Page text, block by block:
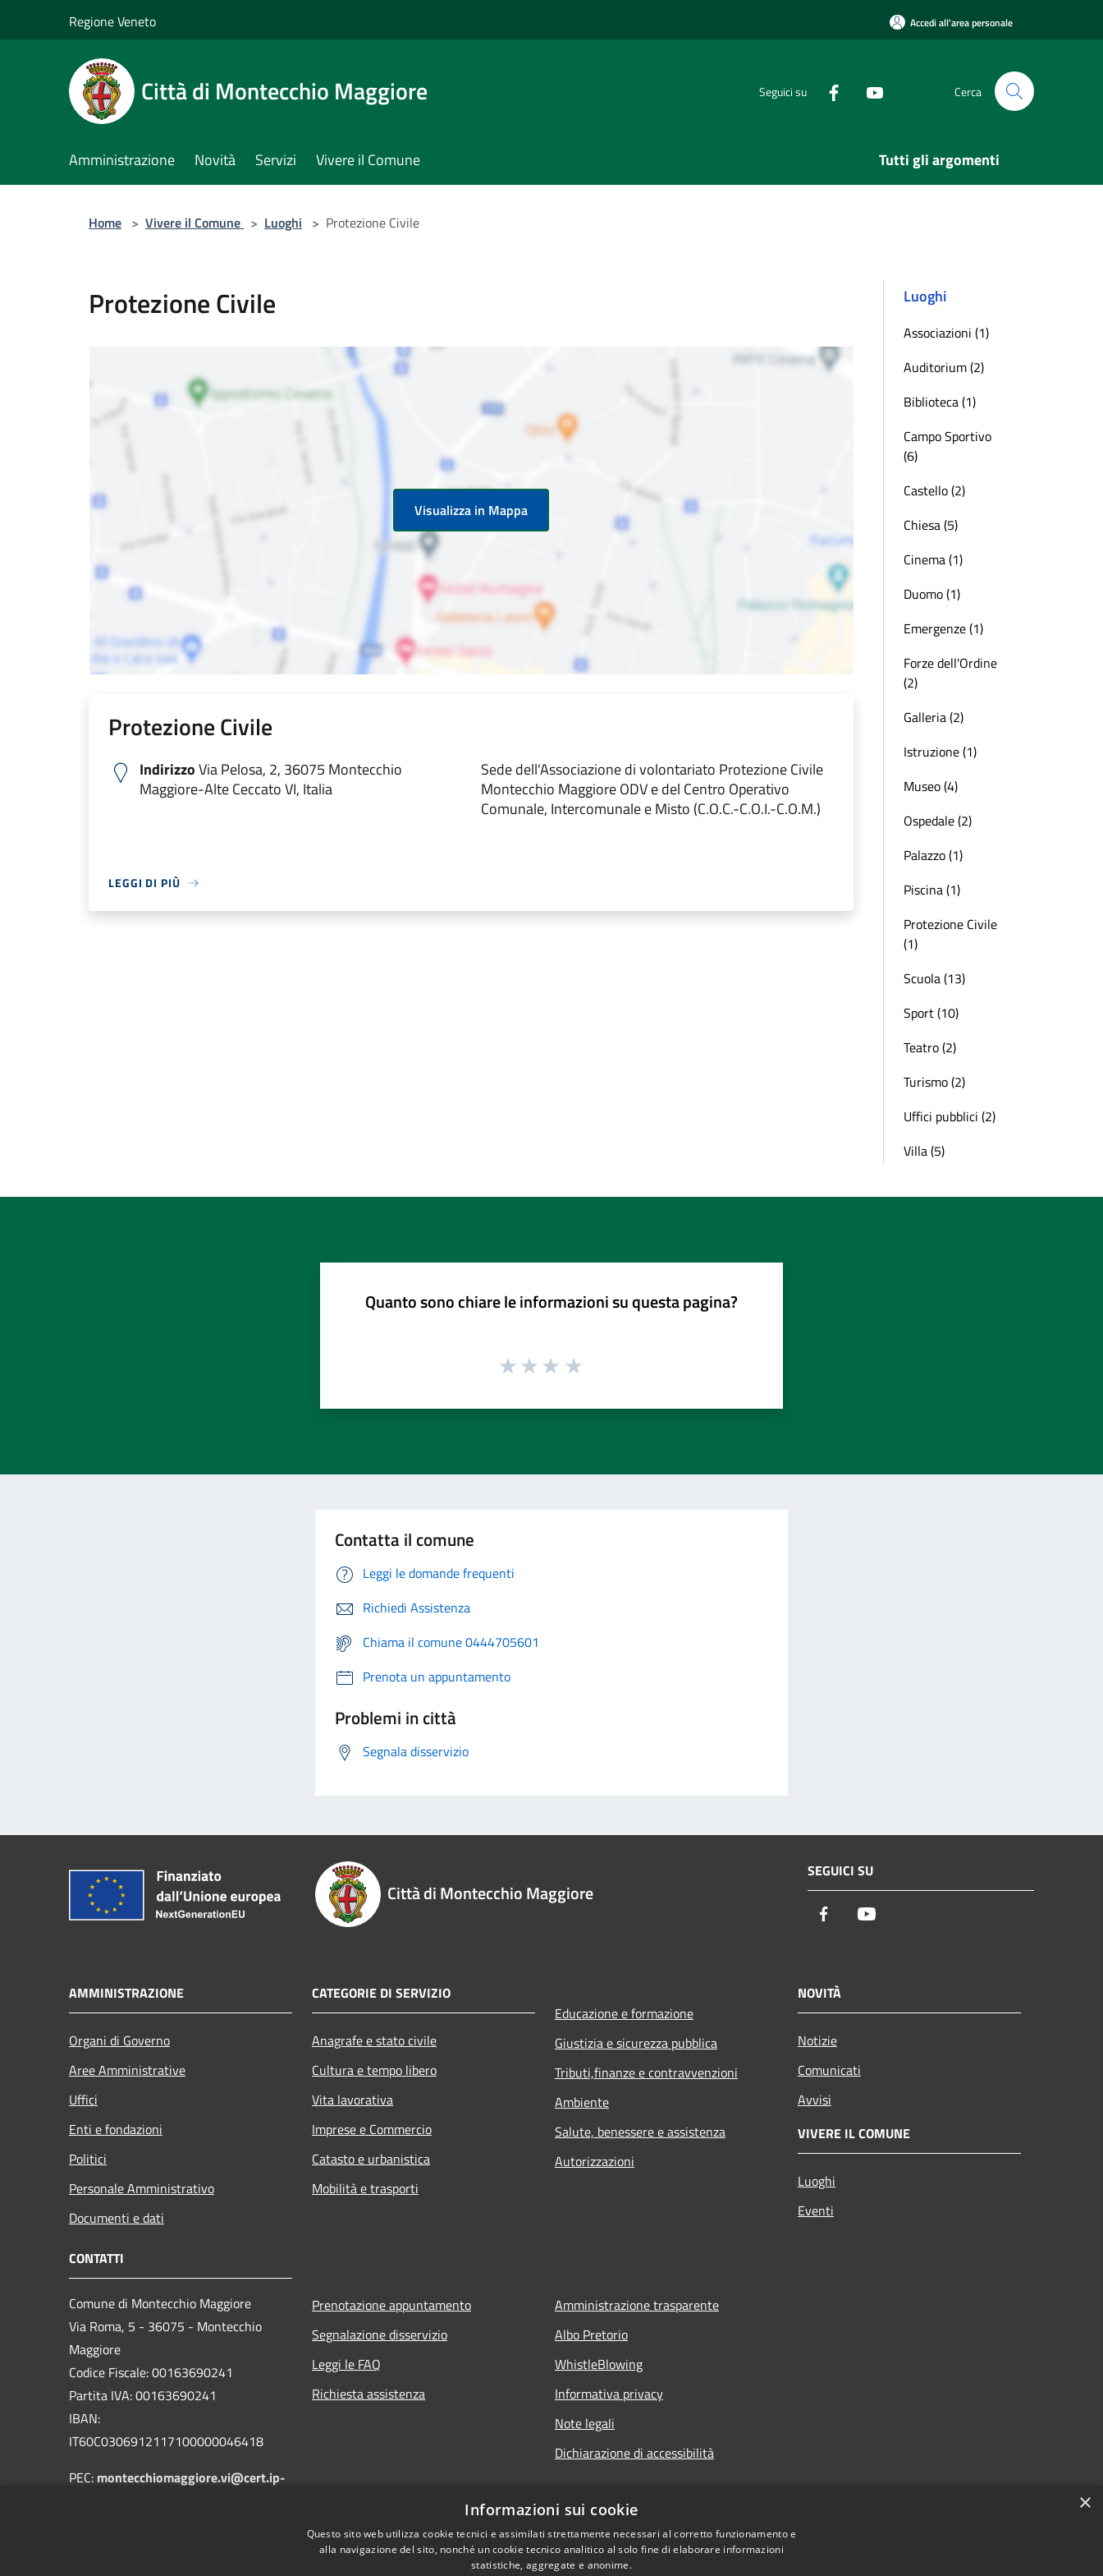
Regione Veneto Accedi all'area personale
Città di Montecchio Maggiore Seguici su Cerca
Amministrazione Novità Servizi Vivere il Comune Tutti gli argomenti
Home > Vivere il Comune > Luoghi > Protezione Civile
Protezione Civile
Visualizza in Mappa
Protezione Civile
IndirizzoVia Pelosa, 2, 36075 Montecchio
Maggiore-Alte Ceccato VI, Italia
Sede dell'Associazione di volontariato Protezione Civile
Montecchio Maggiore ODV e del Centro Operativo
Comunale, Intercomunale e Misto (C.O.C.-C.O.I.-C.O.M.)
LEGGI DI PIÙ
Luoghi
Associazioni (1)
Auditorium (2)
Biblioteca (1)
Campo Sportivo
(6)
Castello (2)
Chiesa (5)
Cinema (1)
Duomo (1)
Emergenze (1)
Forze dell'Ordine
(2)
Galleria (2)
Istruzione (1)
Museo (4)
Ospedale (2)
Palazzo (1)
Piscina (1)
Protezione Civile
(1)
Scuola (13)
Sport (10)
Teatro (2)
Turismo (2)
Uffici pubblici (2)
Villa (5)
Quanto sono chiare le informazioni su questa pagina?
Contatta il comune
Leggi le domande frequenti
Richiedi Assistenza
Chiama il comune 0444705601
Prenota un appuntamento
Problemi in città
Segnala disservizio
Città di Montecchio Maggiore
SEGUICI SU
Facebook
AMMINISTRAZIONE
Organi di Governo
Aree Amministrative
Uffici
Enti e fondazioni
Politici
Personale Amministrativo
Documenti e dati
CATEGORIE DI SERVIZIO
Anagrafe e stato civile
Cultura e tempo libero
Vita lavorativa
Imprese e Commercio
Catasto e urbanistica
Mobilità e trasporti
Educazione e formazione
Giustizia e sicurezza pubblica
Tributi,finanze e contravvenzioni
Ambiente
Salute, benessere e assistenza
Autorizzazioni
NOVITÀ
Notizie
Comunicati
Avvisi
VIVERE IL COMUNE
Luoghi
Eventi
CONTATTI
Comune di Montecchio Maggiore
Via Roma, 5 - 36075 - Montecchio
Maggiore
Codice Fiscale: 00163690241
Partita IVA: 00163690241
IBAN:
IT60C0306912117100000046418
PEC: montecchiomaggiore.vi@cert.ip-
Prenotazione appuntamento
Segnalazione disservizio
Leggi le FAQ
Richiesta assistenza
Amministrazione trasparente
Albo Pretorio
WhistleBlowing
Informativa privacy
Note legali
Dichiarazione di accessibilità
×
Informazioni sui cookie
Questo sito web utilizza cookie tecnici e assimilati strettamente necessari al corretto funzionamento e
alla navigazione del sito, nonché un cookie tecnico analitico al solo fine di elaborare informazioni
statistiche, aggregate e anonime.